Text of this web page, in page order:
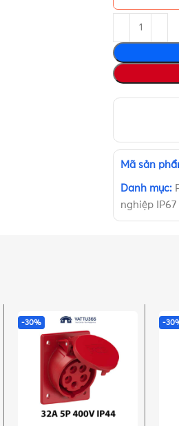
Mã sản
Danh mục:
nghiệp IP67
-30% -